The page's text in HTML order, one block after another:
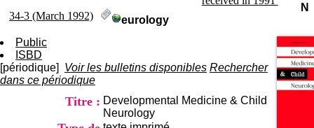
34-3 (March 1992)
N
eurology
Public
ISBD
[périodique]
Voir les bulletins disponibles Rechercher
dans ce périodique
Titre : Developmental Medicine & Child
Neurology
c
n
t
t
i